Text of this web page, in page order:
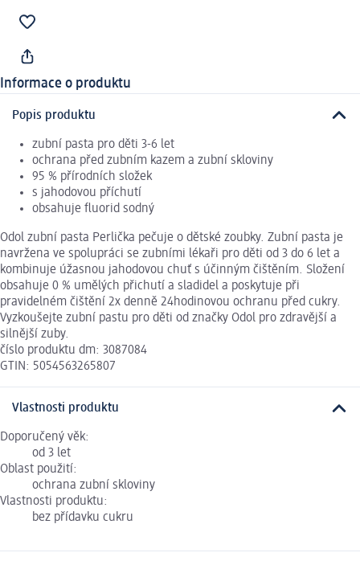
Informace o produktu
Popis produktu
zubní pasta pro děti 3-6 let
ochrana před zubním kazem a zubní skloviny
95 % přírodních složek
s jahodovou příchutí
obsahuje fluorid sodný
Odol zubní pasta Perlička pečuje o dětské zoubky. Zubní pasta je
navržena ve spolupráci se zubními lékaři pro děti od 3 do 6 let a
kombinuje úžasnou jahodovou chuť s účinným čištěním. Složení
obsahuje 0 % umělých přichutí a sladidel a poskytuje při
pravidelném čištění 2x denně 24hodinovou ochranu před cukry.
Vyzkoušejte zubní pastu pro děti od značky Odol pro zdravější a
silnější zuby.
číslo produktu dm: 3087084
GTIN: 5054563265807
Vlastnosti produktu
Doporučený věk:
od 3 let
Oblast použití:
ochrana zubní skloviny
Vlastnosti produktu:
bez přídavku cukru